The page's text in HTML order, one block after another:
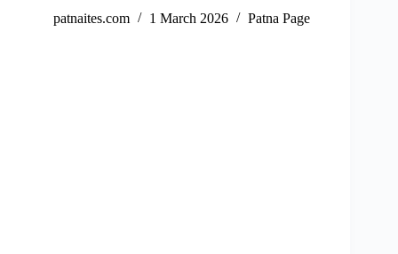
patnaites.com 1 March 2026 Patna Page